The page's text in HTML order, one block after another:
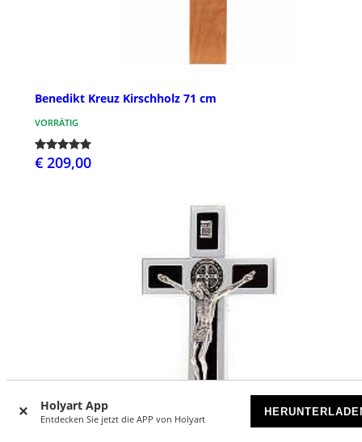
Holyart App
Entdecken Sie jetzt die APP von Holyart
Benedikt Kreuz Kirschholz 71 cm
VORRÄTIG
€ 209,00